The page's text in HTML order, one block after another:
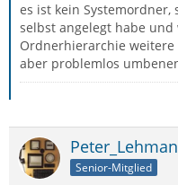
es ist kein
selbst angelegt habe
Ordnerhierarchie
aber problemlos
Senior-Mitglied